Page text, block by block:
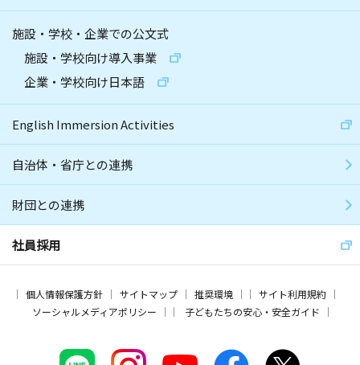
施設・学校・企業での公文式
施設・学校向け導入事業
企業・学校向け日本語
English Immersion Activities
自治体・省庁との連携
財団との連携
社員採用
個人情報保護方針 サイトマップ 推奨環境
サイト利用規約
ソーシャルメディアポリシー
子どもたちの安心・安全ガイド